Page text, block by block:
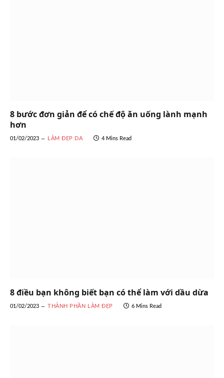
8 bước đơn giản để có chế độ ăn uống lành mạnh
hơn
01/02/2023 LÀM ĐẸP DA 4 Mins Read
8 điều bạn không biết bạn có thể làm với dầu dừa
01/02/2023 THÀNH PHẦN LÀM ĐẸP 6 Mins Read